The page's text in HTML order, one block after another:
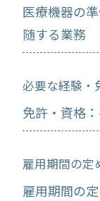
医療機器の
随する業務
必要な経験・
免許・資格
雇用期間の定
雇用期間の